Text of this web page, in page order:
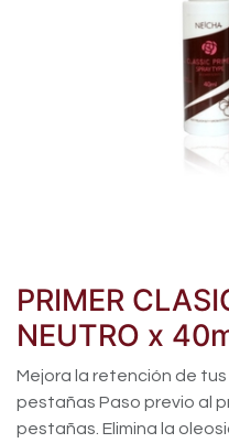
PRIMER
NEUTRO x
Mejora la retención de
pestañas Paso previo al
pestañas. Elimina la